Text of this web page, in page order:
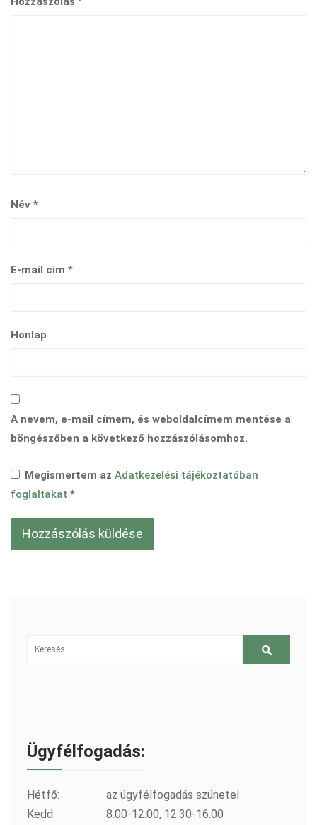
Név *
E-mail cím *
Honlap
A nevem, e-mail címem, és weboldalcímem mentése a
böngészőben a következő hozzászólásomhoz.
Megismertem az Adatkezelési tájékoztatóban
foglaltakat *
Ügyfélfogadás:
Hétfő:
az ügyfélfogadás szünetel
Kedd:
8:00-12:00, 12:30-16:00